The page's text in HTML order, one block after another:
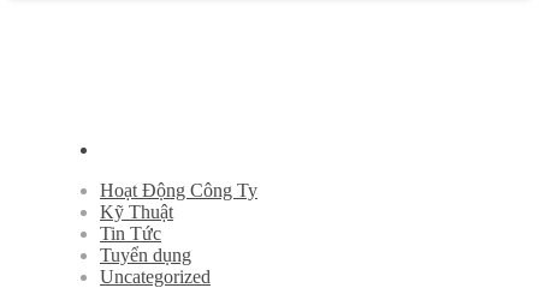
Hoạt Động Công Ty
Kỹ Thuật
Tin Tức
Tuyển dụng
Uncategorized